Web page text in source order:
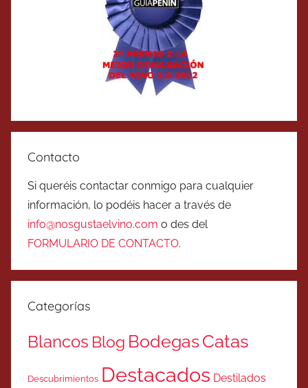
Contacto
Si queréis contactar conmigo para cualquier
información, lo podéis hacer a través de
info@nosgustaelvino.com o des del
FORMULARIO DE CONTACTO.
Categorías
Blancos Blog BodegasCatas
Descubrimientos Destacados Destilados